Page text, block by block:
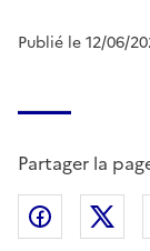
Publié le 12/06/
Partager la
Partager